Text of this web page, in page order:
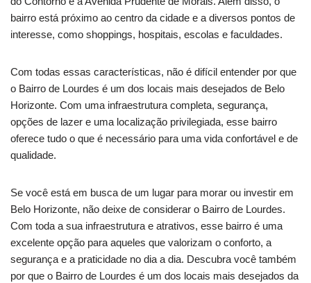
bairro está próximo ao centro da cidade e a diversos pontos de
interesse, como shoppings, hospitais, escolas e faculdades.
Com todas essas características, não é difícil entender por que
o Bairro de Lourdes é um dos locais mais desejados de Belo
Horizonte. Com uma infraestrutura completa, segurança,
opções de lazer e uma localização privilegiada, esse bairro
oferece tudo o que é necessário para uma vida confortável e de
qualidade.
Se você está em busca de um lugar para morar ou investir em
Belo Horizonte, não deixe de considerar o Bairro de Lourdes.
Com toda a sua infraestrutura e atrativos, esse bairro é uma
excelente opção para aqueles que valorizam o conforto, a
segurança e a praticidade no dia a dia. Descubra você também
por que o Bairro de Lourdes é um dos locais mais desejados da